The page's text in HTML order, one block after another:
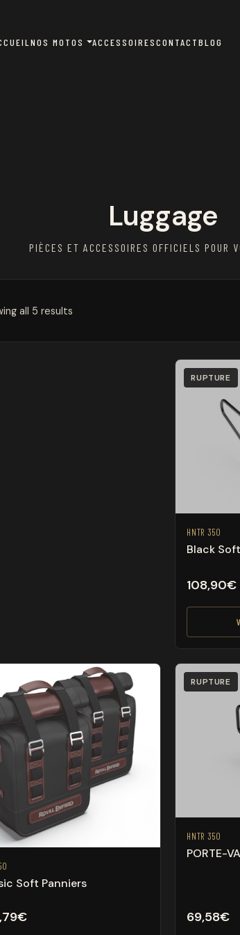
NOS MOTOS ACCESSOIRESCONTACTBLOG
Luggage
PIÈCES ET ACCESSOIRES OFFICIELS POUR
all 5 results
RUPTURE
HNTR 350
Black
108,90€
Soft Panniers
€
RUPTURE
HNTR 350
PORTE-
69,58€